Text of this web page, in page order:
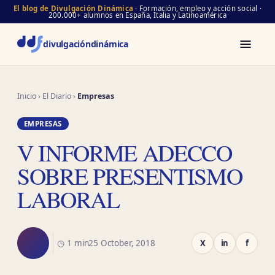
El blog de Divulgación Dinámica · Formación, empleo y acción social ·
200.000+ alumnos en España, Italia y Latinoamérica
divulgacióndinámica
Inicio› El Diario› Empresas
EMPRESAS
V INFORME ADECCO
SOBRE PRESENTISMO
LABORAL
◷ 1 min25 October, 2018 X in f